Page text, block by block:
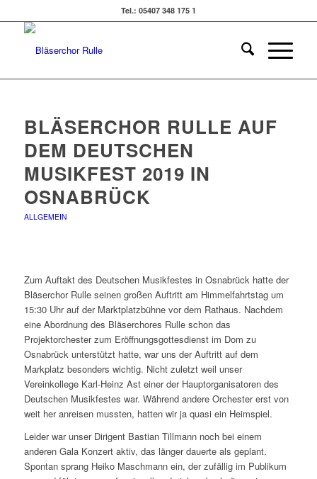
Tel.: 05407 348 175 1
BLÄSERCHOR RULLE AUF
DEM DEUTSCHEN
MUSIKFEST 2019 IN
OSNABRÜCK
ALLGEMEIN
Zum Auftakt des Deutschen Musikfestes in Osnabrück hatte der
Bläserchor Rulle seinen großen Auftritt am Himmelfahrtstag um
15:30 Uhr auf der Marktplatzbühne vor dem Rathaus. Nachdem
eine Abordnung des Bläserchores Rulle schon das
Projektorchester zum Eröffnungsgottesdienst im Dom zu
Osnabrück unterstützt hatte, war uns der Auftritt auf dem
Markplatz besonders wichtig. Nicht zuletzt weil unser
Vereinkollege Karl-Heinz Ast einer der Hauptorganisatoren des
Deutschen Musikfestes war. Während andere Orchester erst von
weit her anreisen mussten, hatten wir ja quasi ein Heimspiel.
Leider war unser Dirigent Bastian Tillmann noch bei einem
anderen Gala Konzert aktiv, das länger dauerte als geplant.
Spontan sprang Heiko Maschmann ein, der zufällig im Publikum